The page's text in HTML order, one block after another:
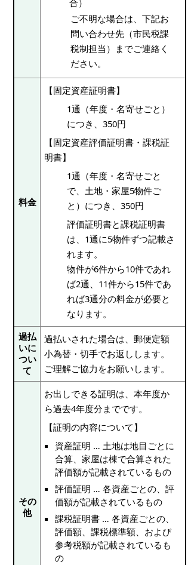
合）
ご不明な場合は、下記お
問い合わせ先（市民税課
税制担当）までご連絡く
ださい。
料金
【固定資産証明書】
1通（年度・名寄せごと）
につき、350円
【固定資産評価証明書・課税証
明書】
1通（年度・名寄せごと
で、土地・家屋5物件ご
と）につき、350円
評価証明書と課税証明書
は、1通に5物件ずつ記載さ
れます。
物件が6件から10件であれ
ば2通、11件から15件であ
れば3通分の料金が必要と
なります。
過払
いに
つい
て
過払いされた場合は、郵便定額
小為替・切手でお返しします。
ご理解ご協力をお願いします。
その
他
お出しできる証明は、本年度か
ら過去4年度分までです。
【証明の内容について】
資産証明 … 土地は地目ごとに
合算、家屋は棟で合算された
評価額が記載されているもの
評価証明 … 各資産ごとの、評
価額が記載されているもの
課税証明書 … 各資産ごとの、
評価額、課税標準額、および
参考税額が記載されているも
の